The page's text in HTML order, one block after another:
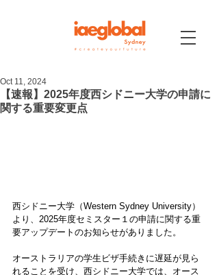
【速報】2025年度西シドニー大学の申請に
関する重要変更点
Oct 11, 2024
西シドニー大学（Western Sydney University）
より、2025年度セミスター１の申請に関する重
要アップデートのお知らせがありました。
オーストラリアの学生ビザ手続きに遅延が見ら
れることを受け、西シドニー大学では、オース